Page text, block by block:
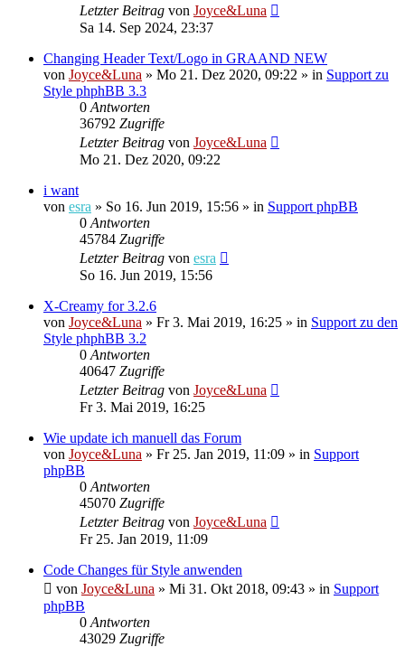
Letzter Beitrag von Joyce&Luna
Sa 14. Sep 2024, 23:37
Changing Header Text/Logo in GRAAND NEW
von Joyce&Luna » Mo 21. Dez 2020, 09:22 » in Support zu
Style phphBB 3.3
0 Antworten
36792 Zugriffe
Letzter Beitrag von Joyce&Luna
Mo 21. Dez 2020, 09:22
i want
von esra » So 16. Jun 2019, 15:56 » in Support phpBB
0 Antworten
45784 Zugriffe
Letzter Beitrag von esra
So 16. Jun 2019, 15:56
X-Creamy for 3.2.6
von Joyce&Luna » Fr 3. Mai 2019, 16:25 » in Support zu den
Style phphBB 3.2
0 Antworten
40647 Zugriffe
Letzter Beitrag von Joyce&Luna
Fr 3. Mai 2019, 16:25
Wie update ich manuell das Forum
von Joyce&Luna » Fr 25. Jan 2019, 11:09 » in Support
phpBB
0 Antworten
45070 Zugriffe
Letzter Beitrag von Joyce&Luna
Fr 25. Jan 2019, 11:09
Code Changes für Style anwenden
von Joyce&Luna » Mi 31. Okt 2018, 09:43 » in Support
phpBB
0 Antworten
43029 Zugriffe